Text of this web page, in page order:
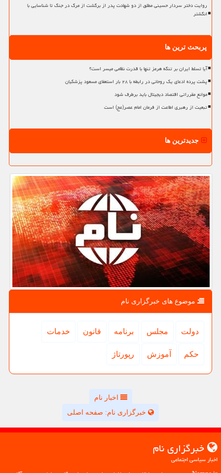
روایت دختر سردار حسینی مطلق از دو شهادت پدر از برگشت از مرگ در جنگ تا شناسایی با
انگشتر
پربحث ترین ها
آیا تسلط ایران بر تنگه هرمز تنها با قدرت نظامی میسر است؟
پشت پرده ادعای یک روحانی در رابطه با ۲۸ بار استعفای مسعود پزشکیان
موانع مقرراتی اقتصاد دیجیتال باید برطرف شود
تبعیت از رهبری اطاعت از فرمان امام عصر(عج) است
جدیدترین ها
موضوع های خبرگزاری نام
دولت مجلس برنامه قانون خدمات
حكم آموزش رپورتاژ
اخبار نام
خبرگزاری نام: صفحه اصلی
خبرگزاری نام
اخبار سیاسی اجتماعی